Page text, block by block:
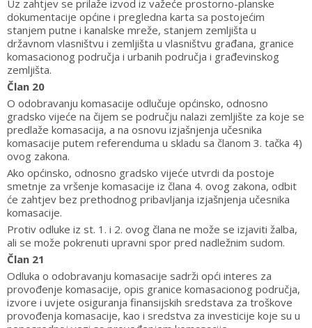
Uz zahtjev se prilaže izvod iz važeće prostorno-planske
dokumentacije općine i pregledna karta sa postojećim
stanjem putne i kanalske mreže, stanjem zemljišta u
državnom vlasništvu i zemljišta u vlasništvu građana, granice
komasacionog područja i urbanih područja i građevinskog
zemljišta.
Član 20
O odobravanju komasacije odlučuje općinsko, odnosno
gradsko vijeće na čijem se području nalazi zemljište za koje se
predlaže komasacija, a na osnovu izjašnjenja učesnika
komasacije putem referenduma u skladu sa članom 3. tačka 4)
ovog zakona.
Ako općinsko, odnosno gradsko vijeće utvrdi da postoje
smetnje za vršenje komasacije iz člana 4. ovog zakona, odbit
će zahtjev bez prethodnog pribavljanja izjašnjenja učesnika
komasacije.
Protiv odluke iz st. 1. i 2. ovog člana ne može se izjaviti žalba,
ali se može pokrenuti upravni spor pred nadležnim sudom.
Član 21
Odluka o odobravanju komasacije sadrži opći interes za
provođenje komasacije, opis granice komasacionog područja,
izvore i uvjete osiguranja finansijskih sredstava za troškove
provođenja komasacije, kao i sredstva za investicije koje su u